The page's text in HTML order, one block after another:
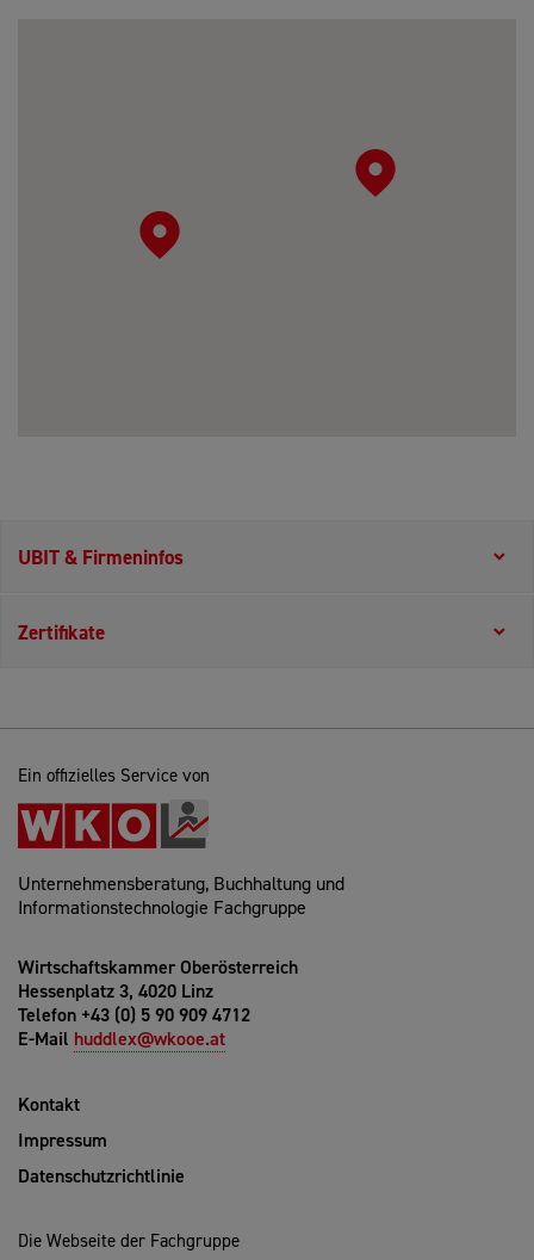
UBIT & Firmeninfos
Zertifikate
Ein offizielles Service von
Unternehmensberatung, Buchhaltung und
Informationstechnologie Fachgruppe
Wirtschaftskammer Oberösterreich
Hessenplatz 3, 4020 Linz
Telefon +43 (0) 5 90 909 4712
E-Mail huddlex@wkooe.at
Kontakt
Impressum
Datenschutzrichtlinie
Die Webseite der Fachgruppe